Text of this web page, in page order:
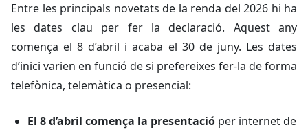
Entre les principals novetats de la renda del 2026 hi ha
les dates clau per fer la declaració. Aquest any
comença el 8 d’abril i acaba el 30 de juny. Les dates
d’inici varien en funció de si prefereixes fer-la de forma
telefònica, telemàtica o presencial:
El 8 d’abril comença la presentació per internet de